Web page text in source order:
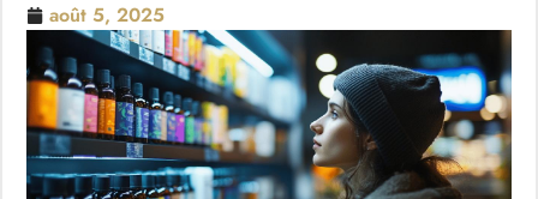
août 5, 2025